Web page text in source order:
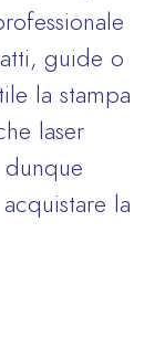
guide o
la stampa
laser
dunque
la